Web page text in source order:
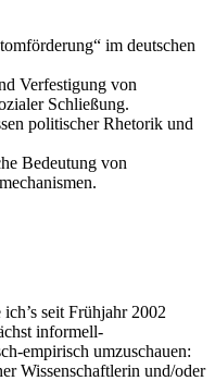
im deutschen
Verfestigung von
Schließung.
politischer Rhetorik und
Bedeutung von
seit Frühjahr 2002
informell-
empirisch umzuschauen:
Wissenschaftlerin und/oder